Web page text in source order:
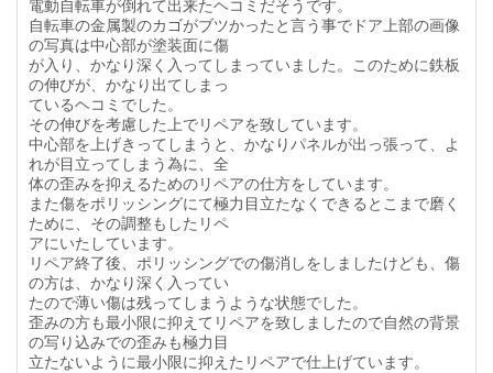
電動自転車が倒れて出来たヘコミだそうです。
自転車の金属製のカゴがブツかったと言う事でドア上部の画像
の写真は中心部が塗装面に傷
が入り、かなり深く入ってしまっていました。このために鉄板
の伸びが、かなり出てしまっ
ているヘコミでした。
その伸びを考慮した上でリペアを致しています。
中心部を上げきってしまうと、かなりパネルが出っ張って、よ
れが目立ってしまう為に、全
体の歪みを抑えるためのリペアの仕方をしています。
また傷をポリッシングにて極力目立たなくできるとこまで磨く
ために、その調整もしたリペ
アにいたしています。
リペア終了後、ポリッシングでの傷消しをしましたけども、傷
の方は、かなり深く入ってい
たので薄い傷は残ってしまうような状態でした。
歪みの方も最小限に抑えてリペアを致しましたので自然の背景
の写り込みでの歪みも極力目
立たないように最小限に抑えたリペアで仕上げています。